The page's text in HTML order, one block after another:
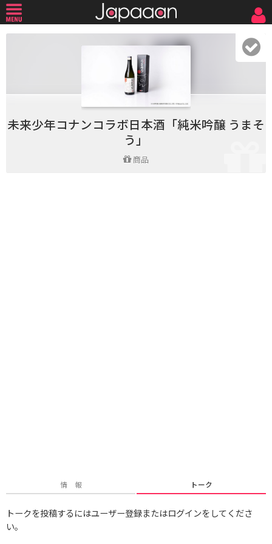
未来少年コナンコラボ日本酒「純米吟醸 うまそ
う」
商品
情 報 トーク
トークを投稿するにはユーザー登録またはログインをしてくださ
い。